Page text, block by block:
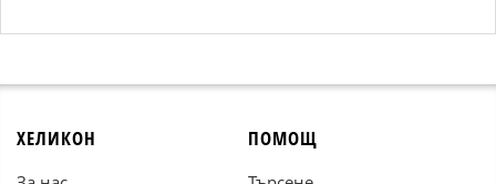
ХЕЛИКОН ПОМОЩ